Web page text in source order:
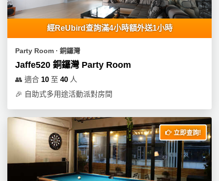
地
奇
玩
樂
驗
作
作
坊
經ReUbird查詢滿4小時額外送1小時
Party Room ∙ 銅鑼灣
Jaffe520 銅鑼灣 Party Room
👥 適合 10 至 40 人
🎉 自助式多用途活動派對房間
立即查詢!